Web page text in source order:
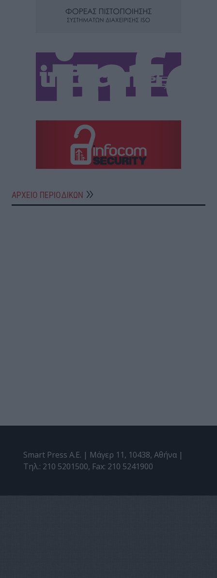
ΑΡΧΕΙΟ ΠΕΡΙΟΔΙΚΩΝ
Smart Press A.E. | Μάγερ 11, 10438, Αθήνα |
Τηλ.: 210 5201500, Fax: 210 5241900